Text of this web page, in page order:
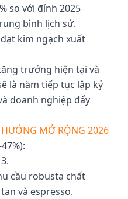
so với đỉnh 2025
bình lịch sử.
trưởng hiện tại và
là năm tiếp tục lập kỷ
doanh nghiệp đẩy
MỞ RỘNG 2026
cầu robusta chất
và espresso.